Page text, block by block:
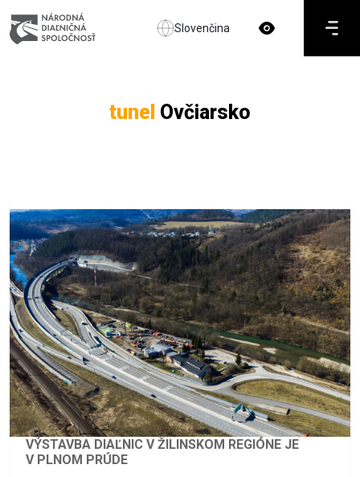
Slovenčina
tunel Ovčiarsko
VÝSTAVBA DIAĽNIC V ŽILINSKOM REGIÓNE JE
V PLNOM PRÚDE